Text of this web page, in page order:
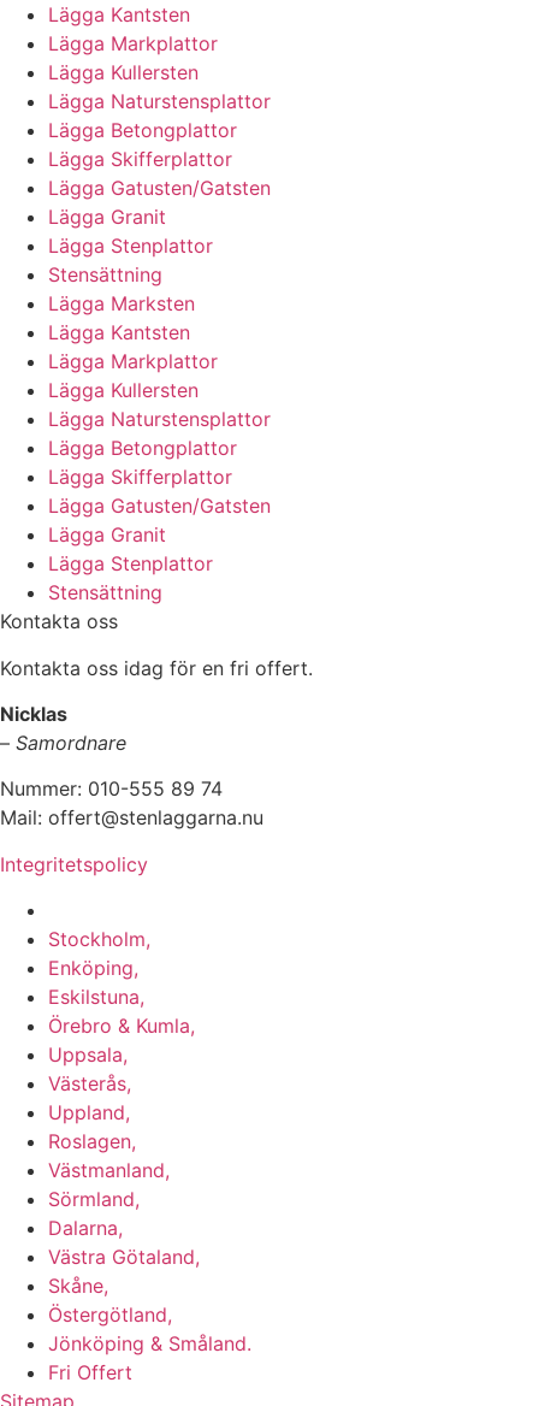
Lägga Kantsten
Lägga Markplattor
Lägga Kullersten
Lägga Naturstensplattor
Lägga Betongplattor
Lägga Skifferplattor
Lägga Gatusten/Gatsten
Lägga Granit
Lägga Stenplattor
Stensättning
Lägga Marksten
Lägga Kantsten
Lägga Markplattor
Lägga Kullersten
Lägga Naturstensplattor
Lägga Betongplattor
Lägga Skifferplattor
Lägga Gatusten/Gatsten
Lägga Granit
Lägga Stenplattor
Stensättning
Kontakta oss
Kontakta oss idag för en fri offert.
Nicklas
– Samordnare
Nummer: 010-555 89 74
Mail: offert@stenlaggarna.nu
Integritetspolicy
Stockholm,
Enköping,
Eskilstuna,
Örebro & Kumla,
Uppsala,
Västerås,
Uppland,
Roslagen,
Västmanland,
Sörmland,
Dalarna,
Västra Götaland,
Skåne,
Östergötland,
Jönköping & Småland.
Fri Offert